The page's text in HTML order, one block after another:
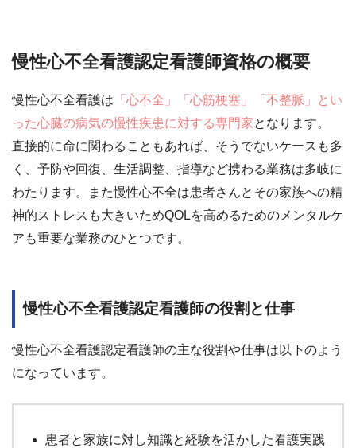
慢性心不全看護認定看護師資格の概要
慢性心不全看護は 「心不全」「心筋梗塞」「不整脈」とい
った心臓の病気の慢性疾患に対する専門家となります。
直接的に命に関わることもあれば、そうでないケースも多
く、予防や回復、生活調整、指導など携わる業務は多岐に
わたります。また慢性心不全は患者さんとその家族への精
神的ストレスも大きいためQOLを高めるためのメンタルケ
アも重要な業務のひとつです。
慢性心不全看護認定看護師の役割と仕事
慢性心不全看護認定看護師の主な役割や仕事は以下のよう
になっています。
患者と家族に対し知識と経験を活かした看護実践